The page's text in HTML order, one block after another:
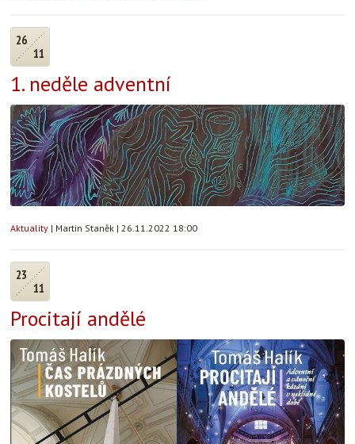
26
11
1. neděle adventní
Aktuality | Martin Staněk | 26.11.2022 18:00
23
11
Procitají andělé